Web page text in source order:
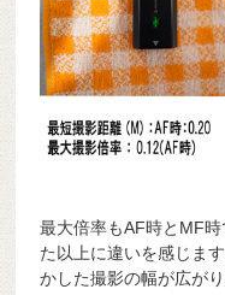
最大倍率もAF時とMF
た以上に違いを感じま
かした撮影の幅が広が